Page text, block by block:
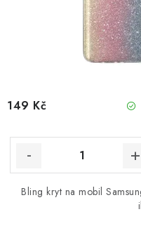
149 Kč
Bling kryt na mobil